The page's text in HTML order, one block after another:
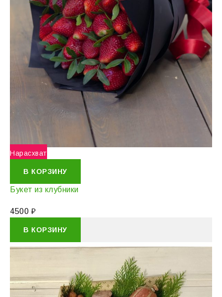
Нарасхват
В КОРЗИНУ
Букет из клубники
4500 ₽
В КОРЗИНУ